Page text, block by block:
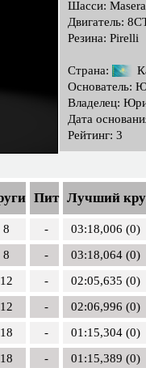
Шасси:
Двигатель:
Резина: Pirelli
Страна:
Основатель:
Владелец:
Дата
Рейтинг: 3
Пит Лучший
8 - 03:18,006 (0)
8 - 03:18,064 (0)
12 - 02:05,635 (0)
12 - 02:06,996 (0)
18 - 01:15,304 (0)
18 - 01:15,389 (0)